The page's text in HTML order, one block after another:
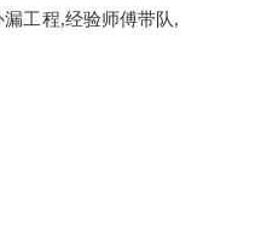
工程,经验师傅带队,